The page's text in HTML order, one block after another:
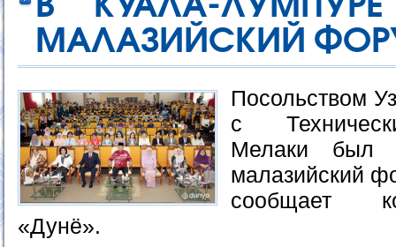
В КУАЛА-
МАЛАЗИЙСКИЙ
Посольством
с
Мелаки был
малазийский
сообщает
«Дунё».